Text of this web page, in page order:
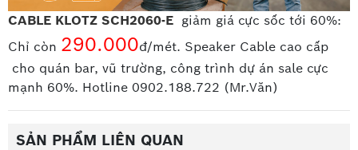
CABLE KLOTZ SCH2060-E giảm giá cực sốc tới 60%:
Chỉ còn 290.000đ/mét. Speaker Cable cao cấp
cho quán bar, vũ trường, công trình dự án sale cực
mạnh 60%. Hotline 0902.188.722 (Mr.Văn)
SẢN PHẨM LIÊN QUAN